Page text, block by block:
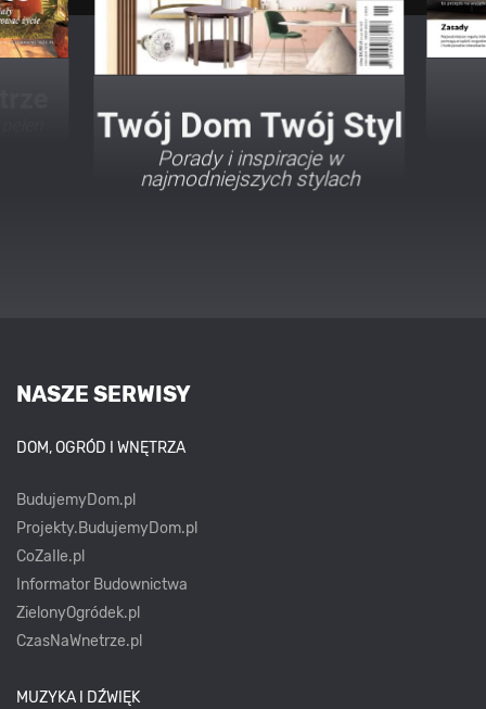
Twój Dom Twój Styl
Porady i inspiracje w
najmodniejszych stylach
NASZE SERWISY
DOM, OGRÓD I WNĘTRZA
BudujemyDom.pl
Projekty.BudujemyDom.pl
CoZaIle.pl
Informator Budownictwa
ZielonyOgródek.pl
CzasNaWnetrze.pl
MUZYKA I DŹWIĘK